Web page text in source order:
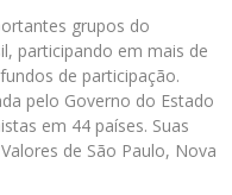
grupos do
participando em mais de
de participação.
pelo Governo do Estado
em 44 países. Suas
de São Paulo, Nova